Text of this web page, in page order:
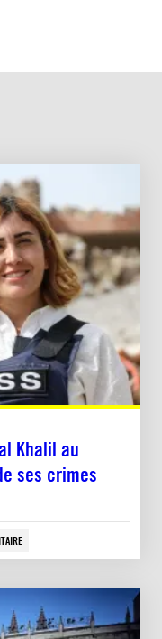
Khalil au
ses crimes